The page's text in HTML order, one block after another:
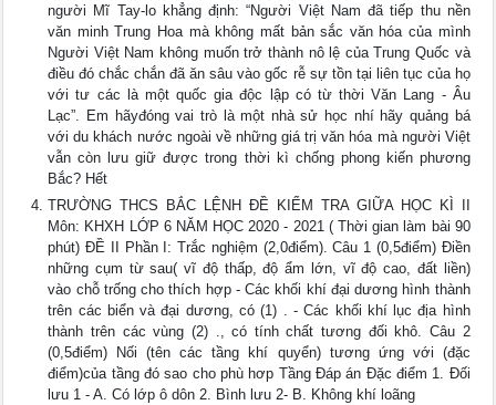
người Mĩ Tay-lo khẳng định: “Người Việt Nam đã tiếp thu nền
văn minh Trung Hoa mà không mất bản sắc văn hóa của mình
Người Việt Nam không muốn trở thành nô lệ của Trung Quốc và
điều đó chắc chắn đã ăn sâu vào gốc rễ sự tồn tại liên tục của họ
với tư các là một quốc gia độc lập có từ thời Văn Lang - Âu
Lạc”. Em hãyđóng vai trò là một nhà sử học nhí hãy quảng bá
với du khách nước ngoài về những giá trị văn hóa mà người Việt
vẫn còn lưu giữ được trong thời kì chống phong kiến phương
Bắc? Hết
TRƯỜNG THCS BẮC LỆNH ĐỀ KIỂM TRA GIỮA HỌC KÌ II
Môn: KHXH LỚP 6 NĂM HỌC 2020 - 2021 ( Thời gian làm bài 90
phút) ĐỀ II Phần I: Trắc nghiệm (2,0điểm). Câu 1 (0,5điểm) Điền
những cụm từ sau( vĩ độ thấp, độ ẩm lớn, vĩ độ cao, đất liền)
vào chỗ trống cho thích hợp - Các khối khí đại dương hình thành
trên các biển và đại dương, có (1) . - Các khối khí lục địa hình
thành trên các vùng (2) ., có tính chất tương đối khô. Câu 2
(0,5điểm) Nối (tên các tầng khí quyển) tương ứng với (đặc
điểm)của tầng đó sao cho phù hơp Tầng Đáp án Đặc điểm 1. Đối
lưu 1 - A. Có lớp ô dôn 2. Bình lưu 2- B. Không khí loãng